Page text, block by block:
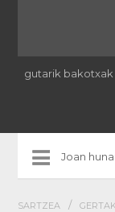
gutarik bakotxak
SARTZEA /